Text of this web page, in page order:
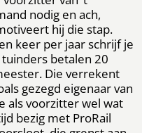
nodig en ach,
hij die stap.
keer per jaar schrijf je
betalen 20
Die verrekent
gezegd eigenaar van
als voorzitter wel wat
bezig met ProRail